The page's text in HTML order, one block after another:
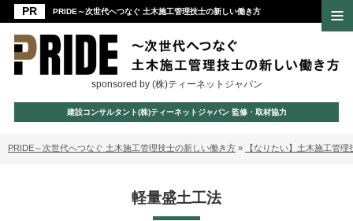
PRIDE～次世代へつなぐ 土木施工管理技士の新しい働き方
sponsored by (株)ティーネットジャパン
建設コンサルタント(株)ティーネットジャパン 監修・取材協力
PRIDE～次世代へつなぐ 土木施工管理技士の新しい働き方 » 【なりたい】土木施工管
軽量盛土工法